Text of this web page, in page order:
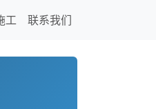
工 联系我们